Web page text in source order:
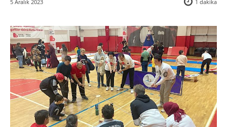
5 Aralık 2023 1 dakika